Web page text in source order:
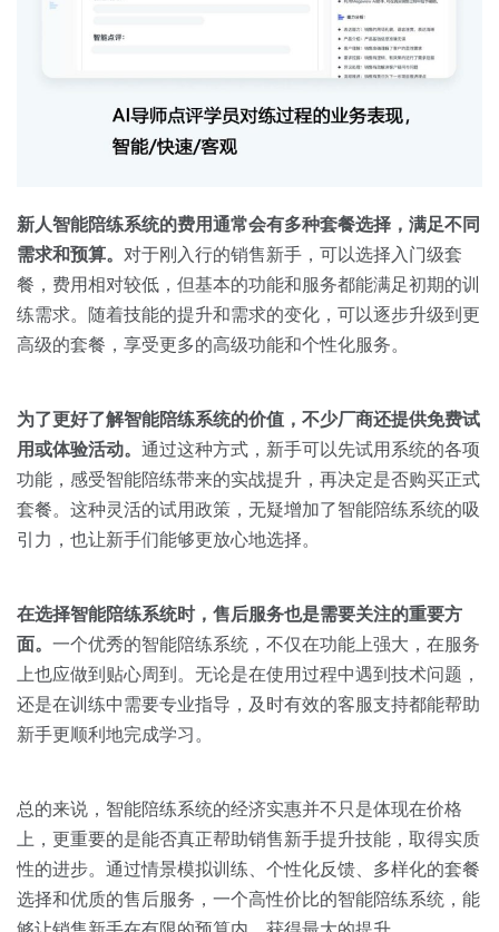
新人智能陪练系统的费用通常会有多种套餐选择，满足不同
需求和预算。 对于刚入行的销售新手，可以选择入门级套
餐，费用相对较低，但基本的功能和服务都能满足初期的训
练需求。随着技能的提升和需求的变化，可以逐步升级到更
高级的套餐，享受更多的高级功能和个性化服务。
为了更好了解智能陪练系统的价值，不少厂商还提供免费试
用或体验活动。 通过这种方式，新手可以先试用系统的各项
功能，感受智能陪练带来的实战提升，再决定是否购买正式
套餐。这种灵活的试用政策，无疑增加了智能陪练系统的吸
引力，也让新手们能够更放心地选择。
在选择智能陪练系统时，售后服务也是需要关注的重要方
面。 一个优秀的智能陪练系统，不仅在功能上强大，在服务
上也应做到贴心周到。无论是在使用过程中遇到技术问题，
还是在训练中需要专业指导，及时有效的客服支持都能帮助
新手更顺利地完成学习。
总的来说，智能陪练系统的经济实惠并不只是体现在价格
上，更重要的是能否真正帮助销售新手提升技能，取得实质
性的进步。通过情景模拟训练、个性化反馈、多样化的套餐
选择和优质的售后服务，一个高性价比的智能陪练系统，能